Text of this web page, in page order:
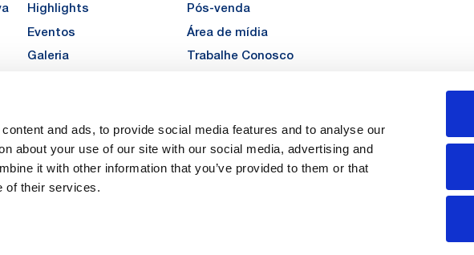
and ads, to provide social media features and to analyse our
about your use of our site with our social media, advertising and
it with other information that you’ve provided to them or that
of their services.
Carreiras
Highlights
Eventos
Galeria
Pós-venda
Área de mídia
Trabalhe Conosco
LinkedIn
Instagram
YouTube